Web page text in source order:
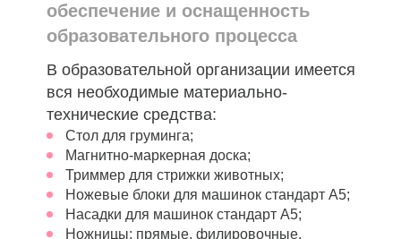
обеспечение и оснащенность
образовательного процесса
В образовательной организации имеется
вся необходимые материально-
технические средства:
Стол для груминга;
Магнитно-маркерная доска;
Триммер для стрижки животных;
Ножевые блоки для машинок стандарт А5;
Насадки для машинок стандарт А5;
Ножницы: прямые, филировочные,